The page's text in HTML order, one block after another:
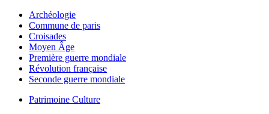
Archéologie
Commune de paris
Croisades
Moyen Âge
Première guerre mondiale
Révolution française
Seconde guerre mondiale
Patrimoine Culture